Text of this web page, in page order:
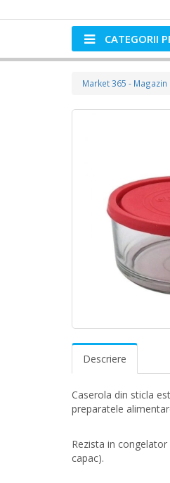
CATEGORII
Market 365 - Magazin
Descriere
Caserola din sticla
preparatele
Rezista in
capac).